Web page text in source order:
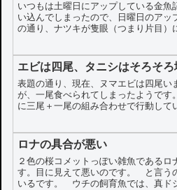
いつもは土曜日にアップしている金魚
い込んでしまったので、日曜日のア
の通り、ナツキが隻眼（つまり片目）
エビは四尾、タニシはそろそろ
表題の通り、現在、ヌマエビは四尾い
が、一尾食べられてしまったようです
に三尾＋一尾の組み合わせで行動して
ロナの具合が悪い
２色の桜コメットっぽい雑魚である
す。目に見えて悪いのです。 と言う
いるです。 ウチの飼育魚では、真ド